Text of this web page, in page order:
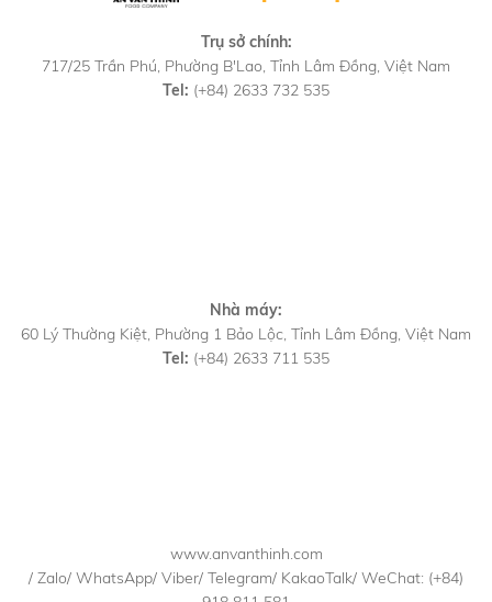
Trụ sở chính:
717/25 Trần Phú, Phường B'Lao, Tỉnh Lâm Đồng, Việt Nam
Tel: (+84) 2633 732 535
Nhà máy:
60 Lý Thường Kiệt, Phường 1 Bảo Lộc, Tỉnh Lâm Đồng, Việt Nam
Tel: (+84) 2633 711 535
www.anvanthinh.com
/ Zalo/ WhatsApp/ Viber/ Telegram/ KakaoTalk/ WeChat: (+84)